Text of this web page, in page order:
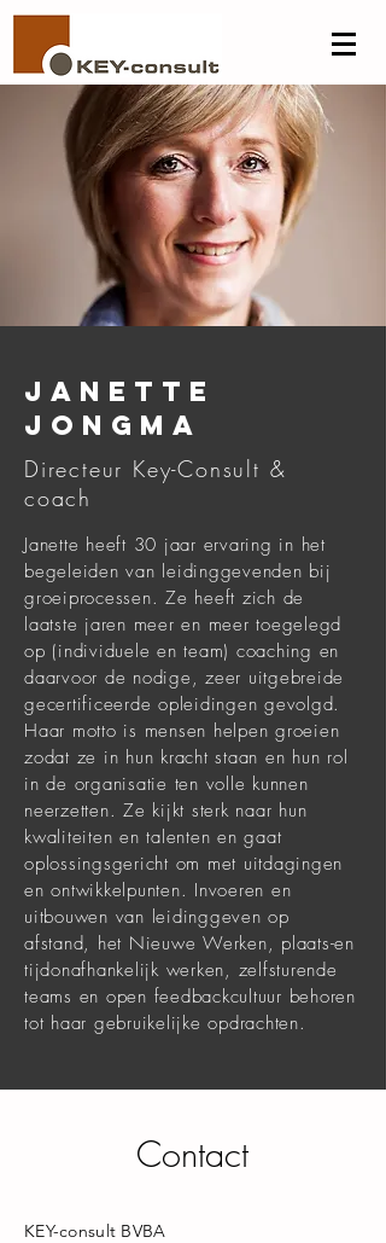
Janette
Jongma
Directeur Key-Consult &
coach
Janette heeft 30 jaar ervaring in het
begeleiden van leidinggevenden bij
groeiprocessen. Ze heeft zich de
laatste jaren meer en meer toegelegd
op (individuele en team) coaching en
daarvoor de nodige, zeer uitgebreide
gecertificeerde opleidingen gevolgd.
Haar motto is mensen helpen groeien
zodat ze in hun kracht staan en hun rol
in de organisatie ten volle kunnen
neerzetten. Ze kijkt sterk naar hun
kwaliteiten en talenten en gaat
oplossingsgericht om met uitdagingen
en ontwikkelpunten. Invoeren en
uitbouwen van leidinggeven op
afstand, het Nieuwe Werken, plaats-en
tijdonafhankelijk werken, zelfsturende
teams en open feedbackcultuur behoren
tot haar gebruikelijke opdrachten.
Contact
KEY-consult BVBA